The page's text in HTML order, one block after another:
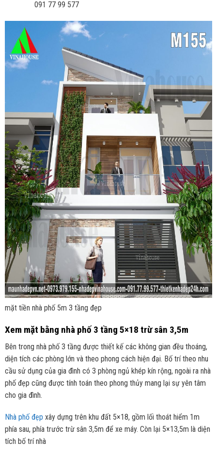
091 77 99 577
mặt tiền nhà phố 5m 3 tầng đẹp
Xem mặt bằng nhà phố 3 tầng 5×18 trừ sân 3,5m
Bên trong nhà phố 3 tầng được thiết kế các không gian đều thoáng,
diện tích các phòng lớn và theo phong cách hiện đại. Bố trí theo nhu
cầu sử dụng của gia đình có 3 phòng ngủ khép kín rộng, ngoài ra nhà
phố đẹp cũng được tính toán theo phong thủy mang lại sự yên tâm
cho gia đình.
Nhà phố đẹp xây dựng trên khu đất 5×18, gồm lối thoát hiểm 1m
phía sau, phía trước trừ sân 3,5m để xe máy. Còn lại 5×13,5m là diện
tích bố trí nhà